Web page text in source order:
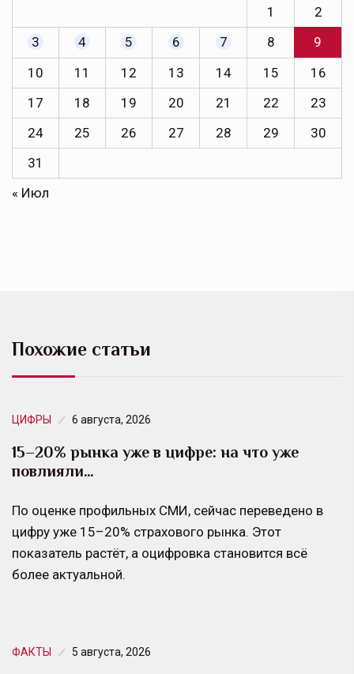
1
2
3
4 5 6 7 8
9
10
11 12 13 14 15
16
17
18 19 20 21 22
23
24
25 26 27 28 29
30
31
« Июл
Похожие статьи
ЦИФРЫ 6 августа, 2026
15–20% рынка уже в цифре: на что уже
повлияли…
По оценке профильных СМИ, сейчас переведено в
цифру уже 15–20% страхового рынка. Этот
показатель растёт, а оцифровка становится всё
более актуальной.
ФАКТЫ 5 августа, 2026